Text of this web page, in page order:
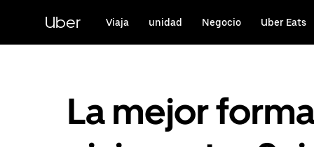
contenido
principal
Uber Viaja unidad Negocio Uber Eats
La mejor